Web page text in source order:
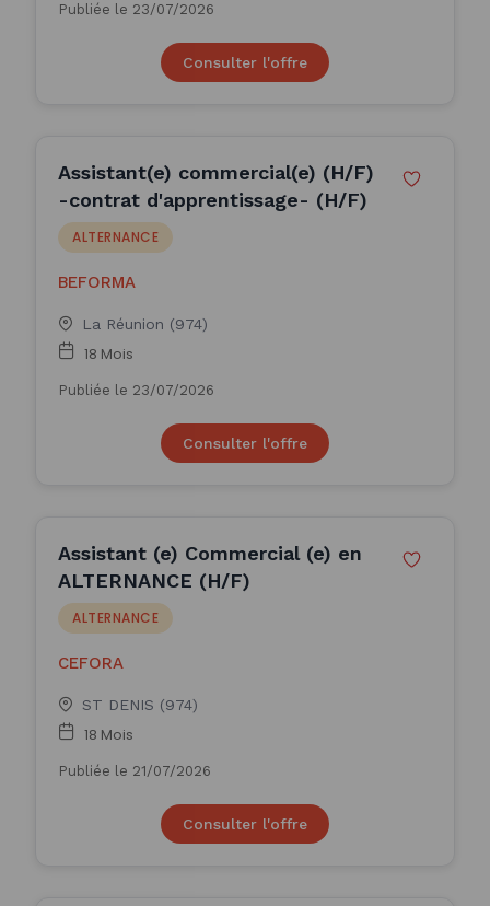
Publiée le 23/07/2026
Consulter l'offre
Assistant(e) commercial(e) (H/F)
-contrat d'apprentissage- (H/F)
ALTERNANCE
BEFORMA
La Réunion (974)
18 Mois
Publiée le 23/07/2026
Consulter l'offre
Assistant (e) Commercial (e) en
ALTERNANCE (H/F)
ALTERNANCE
CEFORA
ST DENIS (974)
18 Mois
Publiée le 21/07/2026
Consulter l'offre